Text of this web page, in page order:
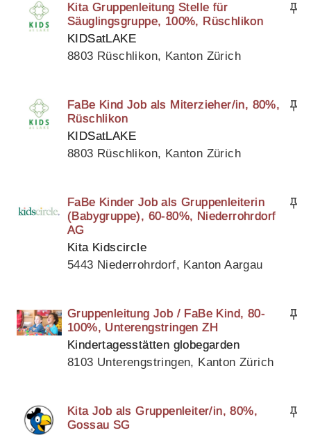
Kita Gruppenleitung Stelle für
Säuglingsgruppe, 100%, Rüschlikon
KIDSatLAKE
8803 Rüschlikon, Kanton Zürich
FaBe Kind Job als Miterzieher/in, 80%,
Rüschlikon
KIDSatLAKE
8803 Rüschlikon, Kanton Zürich
FaBe Kinder Job als Gruppenleiterin
(Babygruppe), 60-80%, Niederrohrdorf
AG
Kita Kidscircle
5443 Niederrohrdorf, Kanton Aargau
Gruppenleitung Job / FaBe Kind, 80-
100%, Unterengstringen ZH
Kindertagesstätten globegarden
8103 Unterengstringen, Kanton Zürich
Kita Job als Gruppenleiter/in, 80%,
Gossau SG